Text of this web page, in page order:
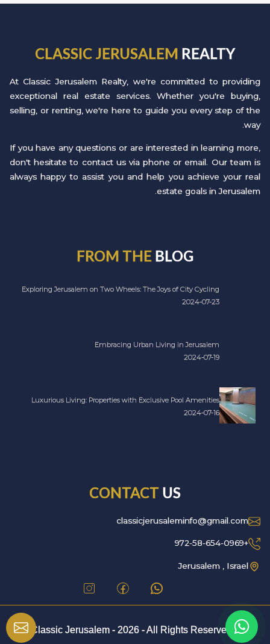
CLASSIC JERUSALEM REALTY
At Classic Jerusalem Realty, we're committed to providing
exceptional real estate services. Whether you're buying,
selling, or renting, we're here to guide you every step of the
way.
If you have any questions or are interested in learning more,
don't hesitate to contact us via phone or email. Our team is
always happy to assist you and help you achieve your real
estate goals in Jerusalem.
FROM THE BLOG
Exploring Jerusalem on Two Wheels: The Joys of City Cycling
2024-07-23
Embracing Urban Living in Jerusalem
2024-07-19
Luxurious Living: Properties with Exclusive Pool Amenities
2024-07-16
CONTACT US
classicjerusaleminfo@gmail.com
+972-58-654-0969
Jerusalem , Israel
© Classic Jerusalem -
2026 - All Rights Reserved.